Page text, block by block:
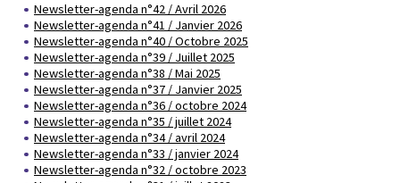
Rapports d'activité
Colloques scientifiques
Expositions itinérantes
Films
Newsletter
Espace presse
PARTICIPEZ
Newsletter-agenda n°42 / Avril 2026
Newsletter-agenda n°41 / Janvier 2026
Newsletter-agenda n°40 / Octobre 2025
Newsletter-agenda n°39 / Juillet 2025
Newsletter-agenda n°38 / Mai 2025
Newsletter-agenda n°37 / Janvier 2025
Newsletter-agenda n°36 / octobre 2024
Newsletter-agenda n°35 / juillet 2024
Newsletter-agenda n°34 / avril 2024
Newsletter-agenda n°33 / janvier 2024
Newsletter-agenda n°32 / octobre 2023